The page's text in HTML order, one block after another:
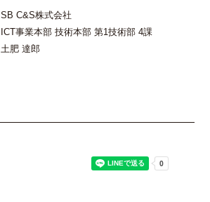
SB C&S株式会社
ICT事業本部 技術本部 第1技術部 4課
土肥 達郎